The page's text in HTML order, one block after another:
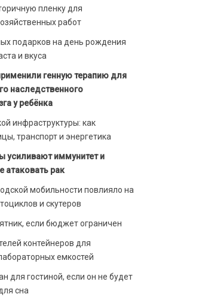
пленку для
работ
подарков на день рождения
и вкуса
генную терапию для
наследственного
у ребёнка
инфраструктуры: как
транспорт и энергетика
усиливают иммунитет и
атаковать рак
мобильности повлияло на
и скутеров
если бюджет ограничен
контейнеров для
емкостей
для гостиной, если он не будет
сна